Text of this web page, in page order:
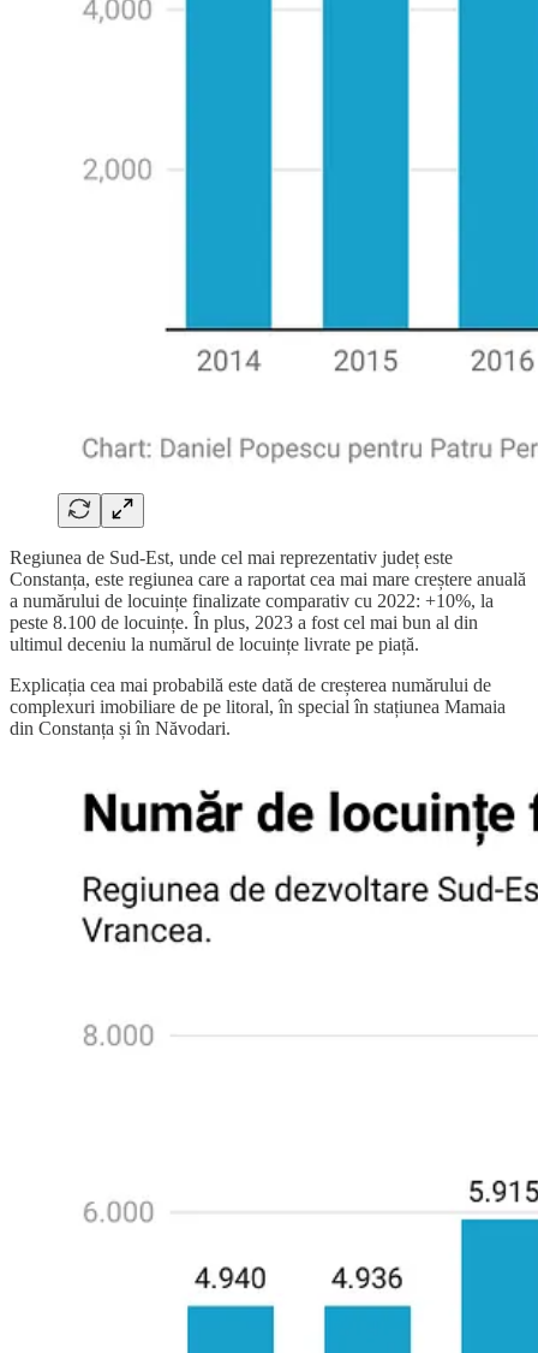
Regiunea de Sud-Est, unde cel mai reprezentativ județ este
Constanța, este regiunea care a raportat cea mai mare creștere anuală
a numărului de locuințe finalizate comparativ cu 2022: +10%, la
peste 8.100 de locuințe. În plus, 2023 a fost cel mai bun al din
ultimul deceniu la numărul de locuințe livrate pe piață.
Explicația cea mai probabilă este dată de creșterea numărului de
complexuri imobiliare de pe litoral, în special în stațiunea Mamaia
din Constanța și în Năvodari.